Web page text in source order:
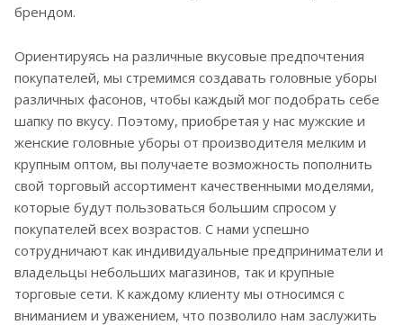
брендом.
Ориентируясь на различные вкусовые предпочтения
покупателей, мы стремимся создавать головные уборы
различных фасонов, чтобы каждый мог подобрать себе
шапку по вкусу. Поэтому, приобретая у нас мужские и
женские головные уборы от производителя мелким и
крупным оптом, вы получаете возможность пополнить
свой торговый ассортимент качественными моделями,
которые будут пользоваться большим спросом у
покупателей всех возрастов. С нами успешно
сотрудничают как индивидуальные предприниматели и
владельцы небольших магазинов, так и крупные
торговые сети. К каждому клиенту мы относимся с
вниманием и уважением, что позволило нам заслужить